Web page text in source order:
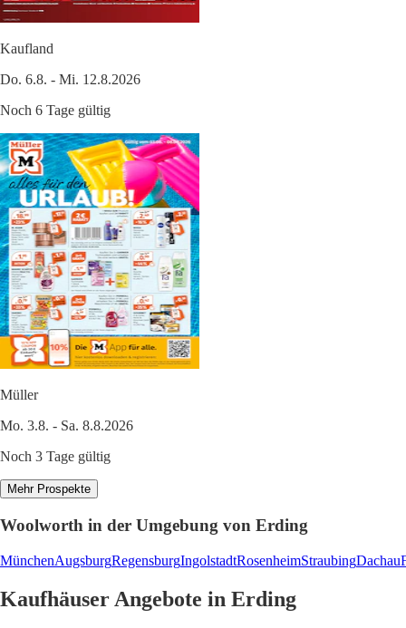
Kaufland
Do. 6.8. - Mi. 12.8.2026
Noch 6 Tage gültig
Müller
Mo. 3.8. - Sa. 8.8.2026
Noch 3 Tage gültig
Mehr Prospekte
Woolworth in der Umgebung von Erding
MünchenAugsburgRegensburgIngolstadtRosenheimStraubingDachau
Kaufhäuser Angebote in Erding